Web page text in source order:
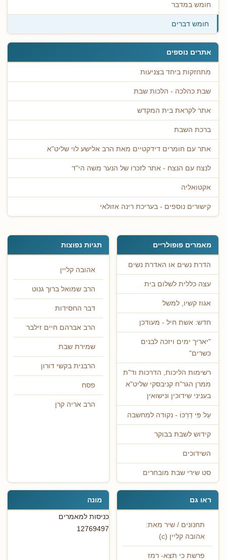
חומש במדבר
חומש דברים
אתרים נוספים
מתחזקות ביחד בצניעות
שבת כהלכה - הלכות שבת
אתר לקראת בית המקדש
ברכת השבת
אתר עם חומרים דידקטיים מאת הרב אלישע לוי שליט"א
לנצח עם הנצח - אתר לזכרו של הנער משה הי"ד
אקטואליה
קישורים נוספים - בעריכת רינה אזולאי
מאמרים פופולריים
הדרת נשים או האדרת נשים
עצה כללית לשלום בית
אגוז קשיו, למשל
חדש: אשת חיל - מעודכן
"יאריך ימים ויזכה לבנים
כשרים"
רשימות הליכות, הדרכות וד"ת
ממרן הגר"ח קניבסקי שליט"א
בעניני שידוכין ונישואין
עַל פִּי דַרְכּוֹ - נקודה למחשבה
קידוש לשבת בבוקר
השידוכים
סט שירי שבת מובחרים
תגיות נפוצות
אהובה קליין
הרב שמואל ברוך גנוט
דבר החסידות
הרב אברהם חיים זילבר
שמירת שבת
הרבנית בקשי דורון
פסח
הרב אריה קרן
ראו גם
תחנונים / שיר מאת:
אהובה קליין (c)
פרשת כי תצא- רמז
מונה
כניסות למאמרים
12769497